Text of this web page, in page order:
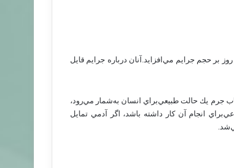
بر حجم‌ جرايم‌ مي‌افزايد.آنان‌ درباره‌ جرايم‌ قايل‌
جرم‌ يك‌ حالت‌ طبيعي‌براي‌ انسان‌ به‌شمار مي‌رود،
انجام‌ آن‌ كار داشته‌ باشد، اگر آدمي‌ تمايل‌